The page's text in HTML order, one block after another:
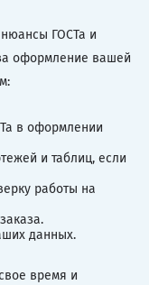
ГОСТа и
оформление вашей
в оформлении
и таблиц, если
работы на
данных.
время и